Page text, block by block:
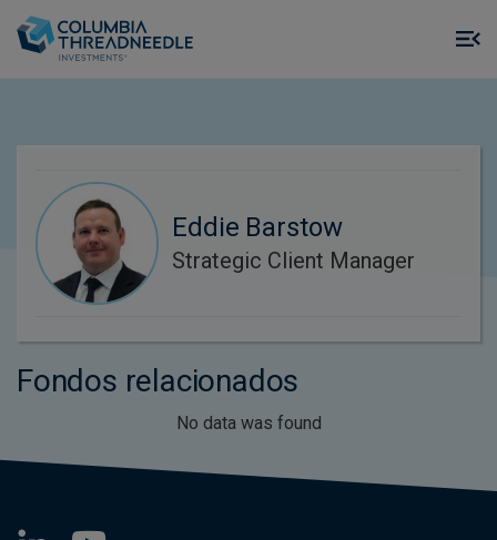
Eddie Barstow
Strategic Client Manager
Fondos relacionados
No data was found